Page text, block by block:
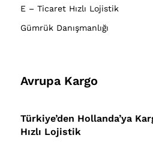
E – Ticaret Hızlı Lojistik
Gümrük Danışmanlığı
Avrupa Kargo
Türkiye’den Hollanda’ya
Hızlı Lojistik